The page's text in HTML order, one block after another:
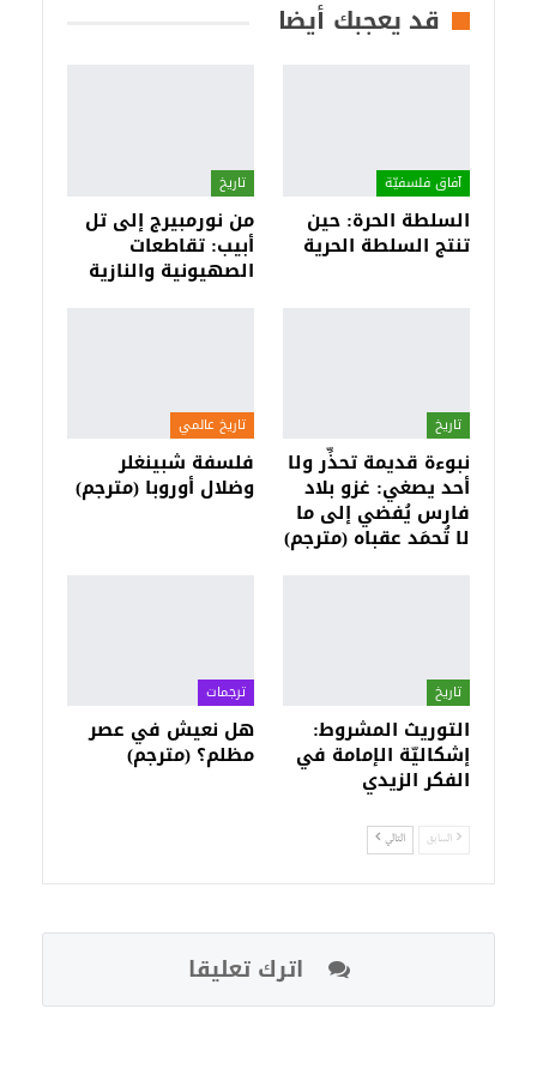
قد يعجبك أيضا
آفاق فلسفيّة‎
السلطة الحرة: حين
تنتج السلطة الحرية
تاريخ
من نورمبيرج إلى تل
أبيب: تقاطعات
الصهيونية والنازية
تاريخ
نبوءة قديمة تحذِّر ولا
أحد يصغي: غزو بلاد
فارس يُفضي إلى ما
لا تُحمَد عقباه (مترجم)
تاريخ عالمي
فلسفة شبينغلر
وضلال أوروبا (مترجم)
تاريخ
التوريث المشروط:
إشكاليّة الإمامة في
الفكر الزيدي
ترجمات
هل نعيش في عصر
مظلم؟ (مترجم)
السابق التالي
اترك تعليقا